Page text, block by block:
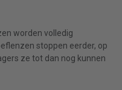
worden volledig
stoppen eerder, op
ze tot dan nog kunnen